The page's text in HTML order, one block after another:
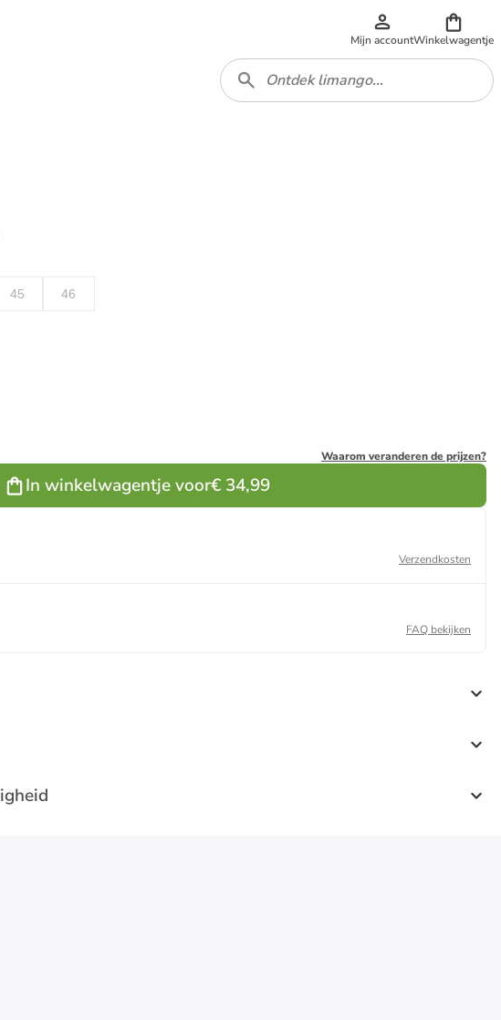
Mijn accountWinkelwagentje
45 46
Waarom veranderen de prijzen?
In winkelwagentje voor€ 34,99
Verzendkosten
FAQ bekijken